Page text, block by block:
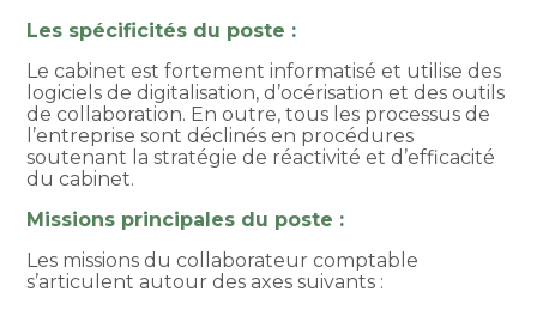
Les spécificités du poste :
Le cabinet est fortement informatisé et utilise des
logiciels de digitalisation, d’océrisation et des outils
de collaboration. En outre, tous les processus de
l’entreprise sont déclinés en procédures
soutenant la stratégie de réactivité et d’efficacité
du cabinet.
Missions principales du poste :
Les missions du collaborateur comptable
s’articulent autour des axes suivants :